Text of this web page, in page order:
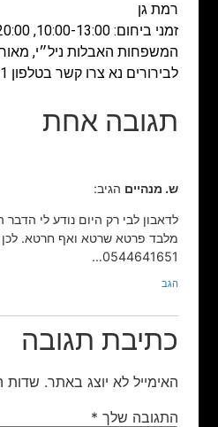
רמת גן
זמני ביחום: 10:00-13:00, 16:00-20:00
המשפחות האבלות ניל״י, מאור,
לבירורים נא צרו קשר בטלפון 0544-641651
תגובה אחת
ש. מנהיים הגיב:
לדאבון לבי רק היום נודע לי
מלבד פרטא שרטא ואף חרטא.
0544641651…
הגב
כתיבת תגובה
האימייל לא יוצג באתר. שדות
התגובה שלך *